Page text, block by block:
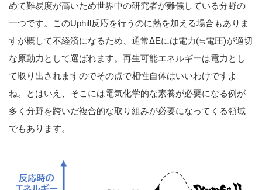
めて難易度が高いため世界中の研究者が難儀している分野の
一つです。このUphill反応を行うのに熱を加える場合もありま
すが概して不経済になるため、通常ΔEには電力(≒電圧)が適切
な原動力として選ばれます。再生可能エネルギーは電力とし
て取り出されますのでその点で相性自体はいいわけですよ
ね。とはいえ、そこには電気化学的な素養が必要になる例が
多く分野を跨いだ複合的な取り組みが必要になってくる領域
でもあります。